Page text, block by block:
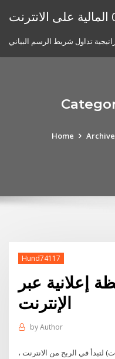
تداول شريط الرسم البياني
Home
Hund74117
إعلانية عبر
الإنترنت
byAuthor
لتبدأ في الربح من الانترنت ،